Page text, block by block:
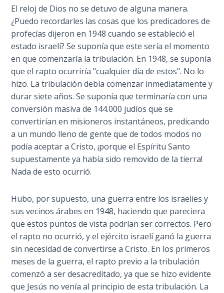
Estados
Unidos,
Canadá,
Gran
Bretaña
y
otras
naciones
encajan
en
el
Plan
general
de
Category
-
General
Church
History
Volume
1
Lessons
From
Church
History
Volume
2
The
Kingdom
of God
The Debt
Note in
The
Struggle
for the
Birthright
El reloj de Dios no se detuvo de alguna manera.
¿Puedo recordarles las cosas que los predicadores de
profecías dijeron en 1948 cuando se estableció el
estado israelí? Se suponía que este sería el momento
en que comenzaría la tribulación. En 1948, se suponía
que el rapto ocurriría "cualquier día de estos". No lo
hizo. La tribulación debía comenzar inmediatamente y
durar siete años. Se suponía que terminaría con una
conversión masiva de 144.000 judíos que se
convertirían en misioneros instantáneos, predicando
a un mundo lleno de gente que de todos modos no
podía aceptar a Cristo, ¡porque el Espíritu Santo
supuestamente ya había sido removido de la tierra!
Nada de esto ocurrió.
Hubo, por supuesto, una guerra entre los israelíes y
sus vecinos árabes en 1948, haciendo que pareciera
que estos puntos de vista podrían ser correctos. Pero
el rapto no ocurrió, y el ejército israelí ganó la guerra
sin necesidad de convertirse a Cristo. En los primeros
meses de la guerra, el rapto previo a la tribulación
comenzó a ser desacreditado, ya que se hizo evidente
que Jesús no venía al principio de esta tribulación. La